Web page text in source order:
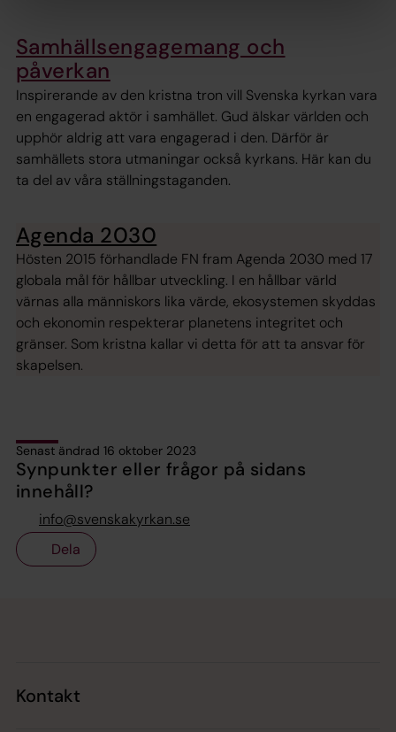
Samhällsengagemang och
påverkan
Inspirerande av den kristna tron vill Svenska kyrkan vara
en engagerad aktör i samhället. Gud älskar världen och
upphör aldrig att vara engagerad i den. Därför är
samhällets stora utmaningar också kyrkans. Här kan du
ta del av våra ställningstaganden.
Agenda 2030
Hösten 2015 förhandlade FN fram Agenda 2030 med 17
globala mål för hållbar utveckling. I en hållbar värld
värnas alla människors lika värde, ekosystemen skyddas
och ekonomin respekterar planetens integritet och
gränser. Som kristna kallar vi detta för att ta ansvar för
skapelsen.
Senast ändrad 16 oktober 2023
Synpunkter eller frågor på sidans
innehåll?
info@svenskakyrkan.se
Dela
Kontakt